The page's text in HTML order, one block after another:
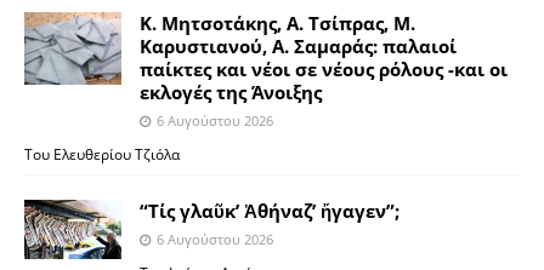
Κ. Μητσοτάκης, Α. Τσίπρας, Μ.
Καρυστιανού, Α. Σαμαράς: παλαιοί
παίκτες και νέοι σε νέους ρόλους -και οι
εκλογές της Άνοιξης
6 Αυγούστου 2026
Του Ελευθερίου Τζιόλα
“Τίς γλαῦκ’ Ἀθήναζ’ ἤγαγεν”;
6 Αυγούστου 2026